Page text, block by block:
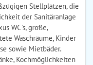
Stellplätzen, die
der Sanitäranlage
WC's, große,
Waschräume, Kinder
sowie Mietbäder.
Kochmöglichkeiten